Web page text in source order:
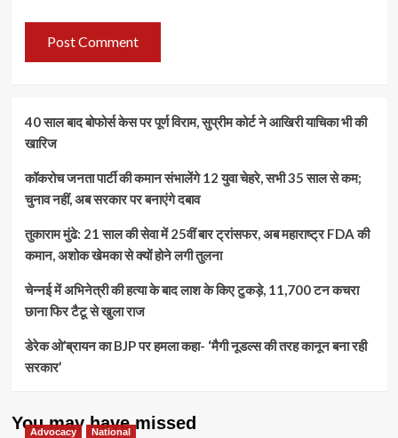
40 साल बाद बोफोर्स केस पर पूर्ण विराम, सुप्रीम कोर्ट ने आखिरी याचिका भी की
खारिज
कॉकरोच जनता पार्टी की कमान संभालेंगे 12 युवा चेहरे, सभी 35 साल से कम;
चुनाव नहीं, अब सरकार पर बनाएंगे दबाव
तुकाराम मुंढे: 21 साल की सेवा में 25वीं बार ट्रांसफर, अब महाराष्ट्र FDA की
कमान, अशोक खेमका से क्यों होने लगी तुलना
चेन्नई में अभिनेत्री की हत्या के बाद लाश के किए टुकड़े, 11,700 टन कचरा
छाना फिर टैटू से खुला राज
डेरेक ओ’ब्रायन का BJP पर हमला कहा- ‘मैगी नूडल्स की तरह कानून बना रही
सरकार’
You may have missed
Advocacy National